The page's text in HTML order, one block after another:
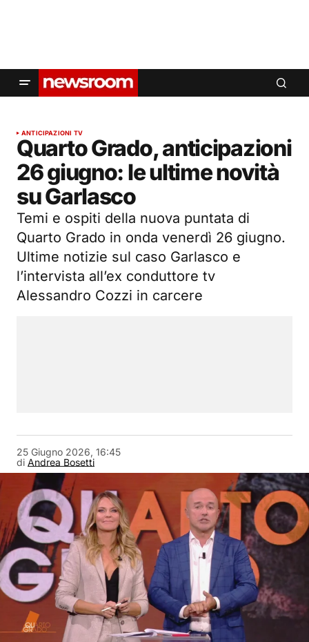
ANTICIPAZIONI TV
Quarto Grado, anticipazioni
26 giugno: le ultime novità
su Garlasco
Temi e ospiti della nuova puntata di
Quarto Grado in onda venerdì 26 giugno.
Ultime notizie sul caso Garlasco e
l’intervista all’ex conduttore tv
Alessandro Cozzi in carcere
di Andrea Bosetti
25 Giugno 2026, 16:45